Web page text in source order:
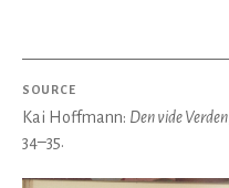
SOURCE
Kai Hoffmann: Den vide Verden
34–35.